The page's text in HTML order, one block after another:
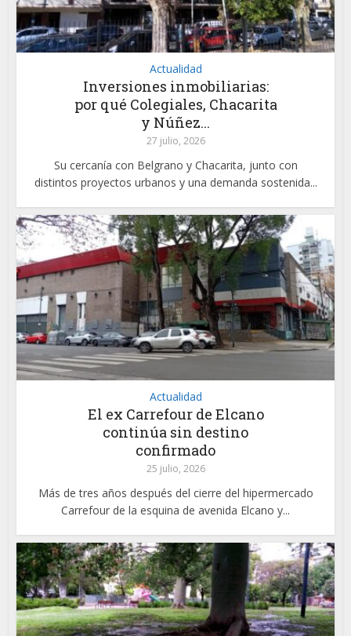
Actualidad
Inversiones inmobiliarias:
por qué Colegiales, Chacarita
y Núñez...
27 julio, 2026
Su cercanía con Belgrano y Chacarita, junto con
distintos proyectos urbanos y una demanda sostenida...
Actualidad
El ex Carrefour de Elcano
continúa sin destino
confirmado
25 julio, 2026
Más de tres años después del cierre del hipermercado
Carrefour de la esquina de avenida Elcano y...